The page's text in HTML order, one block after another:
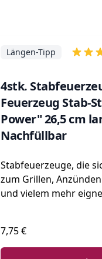
4stk.
Feuerzeug Stab-
Power" 26,5 cm
Nachfüllbar
Längen-Tipp
Stabfeuerzeuge, die
zum Grillen,
und vielem mehr
7,75 €